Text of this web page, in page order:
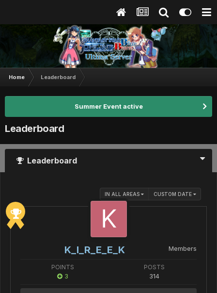
Home Leaderboard
Summer Event active
Leaderboard
Leaderboard
IN ALL AREAS CUSTOM DATE
K_I_R_E_E_K Members
POINTS
3
POSTS
314